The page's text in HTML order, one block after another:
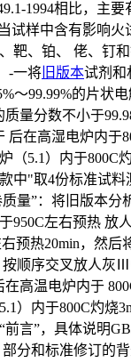
1994相比，主
试样中含有影响
靶、铂、 佬、钉
-一将 旧版本试剂和
～99.99%的片状
量分数不小于
后在高湿电炉内于
（5.1）内于800C
中"取4份标准试
量”：将旧版本分
950C左右预热 放
预热20min，然后
按顺序交叉放人灰
在高温电炉内于
）内于800C灼烧
言”，具体说明
分和标准修订的